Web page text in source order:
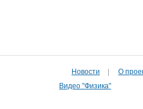
Новости
О
Видео "Физика"